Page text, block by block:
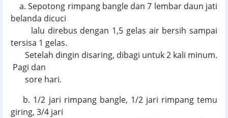
a. Sepotong rimpang bangle dan 7 lembar daun jati
belanda dicuci
lalu direbus dengan 1,5 gelas air bersih sampai
tersisa 1 gelas.
Setelah dingin disaring, dibagi untuk 2 kali minum.
Pagi dan
sore hari.
b. 1/2 jari rimpang bangle, 1/2 jari rimpang temu
giring, 3/4 jari